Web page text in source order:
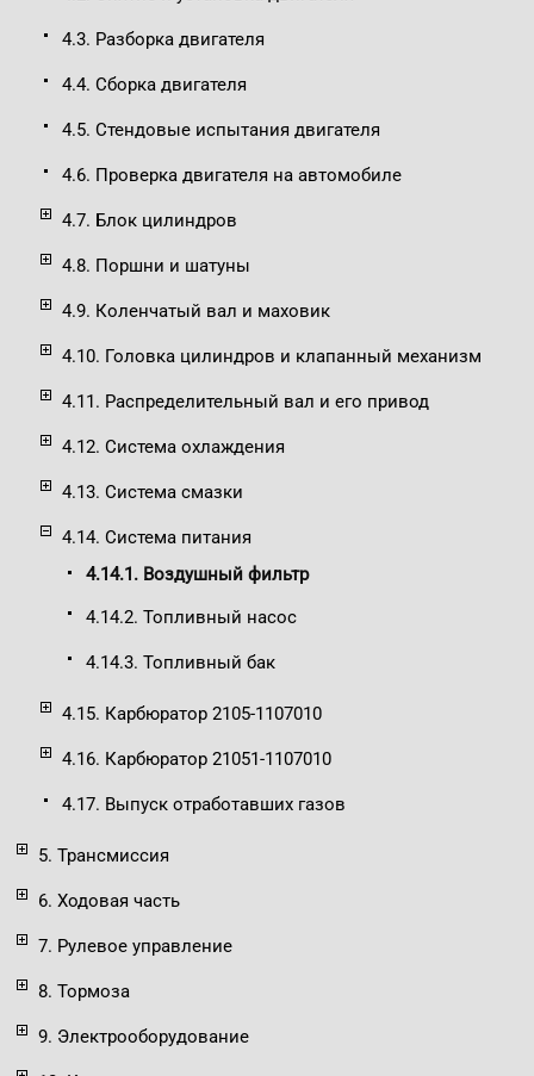
4.3. Разборка двигателя
4.4. Сборка двигателя
4.5. Стендовые испытания двигателя
4.6. Проверка двигателя на автомобиле
4.7. Блок цилиндров
4.8. Поршни и шатуны
4.9. Коленчатый вал и маховик
4.10. Головка цилиндров и клапанный механизм
4.11. Распределительный вал и его привод
4.12. Система охлаждения
4.13. Система смазки
4.14. Система питания
4.14.1. Воздушный фильтр
4.14.2. Топливный насос
4.14.3. Топливный бак
4.15. Карбюратор 2105-1107010
4.16. Карбюратор 21051-1107010
4.17. Выпуск отработавших газов
5. Трансмиссия
6. Ходовая часть
7. Рулевое управление
8. Тормоза
9. Электрооборудование